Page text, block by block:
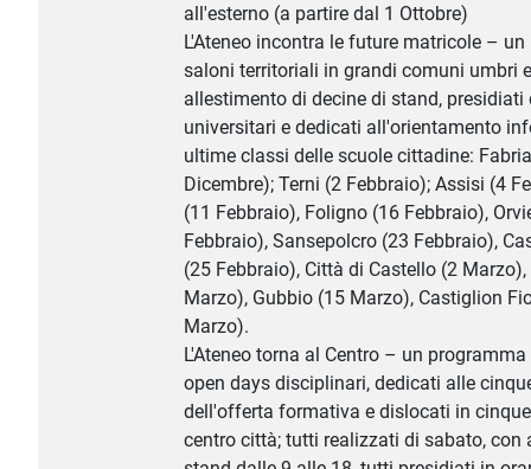
all'esterno (a partire dal 1 Ottobre)
L'Ateneo incontra le future matricole –
saloni territoriali in grandi comuni umbri
allestimento di decine di stand, presidiati
universitari e dedicati all'orientamento
ultime classi delle scuole cittadine:
Dicembre); Terni (2 Febbraio); Assisi (4
(11 Febbraio), Foligno (16 Febbraio),
Febbraio), Sansepolcro (23 Febbraio),
(25 Febbraio), Città di Castello (2
Marzo), Gubbio (15 Marzo), Castiglion
Marzo).
L'Ateneo torna al Centro – un
open days disciplinari, dedicati alle
dell'offerta formativa e dislocati in
centro città; tutti realizzati di sabato, con